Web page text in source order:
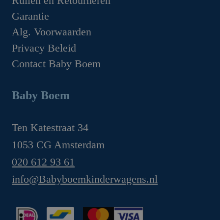
Garantie
Alg. Voorwaarden
Privacy Beleid
Contact Baby Boem
Baby Boem
Ten Katestraat 34
1053 CG Amsterdam
020 612 93 61
info@Babyboemkinderwagens.nl